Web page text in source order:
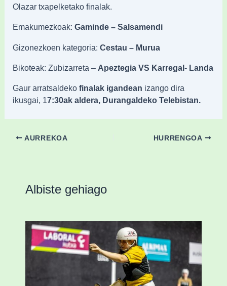
Olazar txapelketako finalak.
Emakumezkoak:Gaminde – Salsamendi
Gizonezkoen kategoria:Cestau – Murua
Bikoteak: Zubizarreta – Apeztegia VS Karregal- Landa
Gaur arratsaldeko finalak igandean izango dira
ikusgai, 17:30ak aldera, Durangaldeko Telebistan.
AURREKOA HURRENGOA
Albiste gehiago